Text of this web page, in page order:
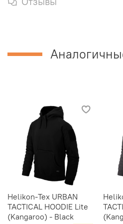
Helikon-Tex URBAN
TACTICAL HOODIE Lite
(Kangaroo) - Black